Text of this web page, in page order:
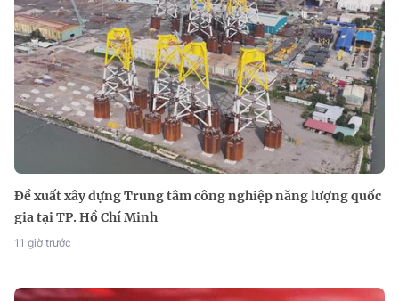
Đề xuất xây dựng Trung tâm công nghiệp năng lượng quốc
gia tại TP. Hồ Chí Minh
11 giờ trước